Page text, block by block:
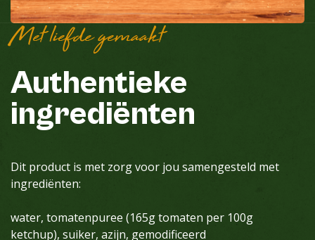
Met liefde gemaakt
Authentieke
ingrediënten
Dit product is met zorg voor jou samengesteld met
ingrediënten:
water, tomatenpuree (165g tomaten per 100g
ketchup), suiker, azijn, gemodificeerd